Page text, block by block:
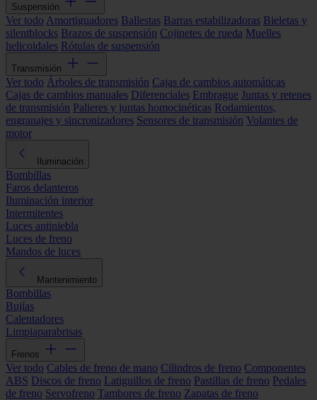
Suspensión
Ver todo Amortiguadores Ballestas Barras estabilizadoras Bieletas y
silentblocks Brazos de suspensión Cojinetes de rueda Muelles
helicoidales Rótulas de suspensión
Transmisión
Ver todo Árboles de transmisión Cajas de cambios automáticas
Cajas de cambios manuales Diferenciales Embrague Juntas y retenes
de transmisión Palieres y juntas homocinéticas Rodamientos,
engranajes y sincronizadores Sensores de transmisión Volantes de
motor
Iluminación
Bombillas
Faros delanteros
Iluminación interior
Intermitentes
Luces antiniebla
Luces de freno
Mandos de luces
Mantenimiento
Bombillas
Bujías
Calentadores
Limpiaparabrisas
Frenos
Ver todo Cables de freno de mano Cilindros de freno Componentes
ABS Discos de freno Latiguillos de freno Pastillas de freno Pedales
de freno Servofreno Tambores de freno Zapatas de freno